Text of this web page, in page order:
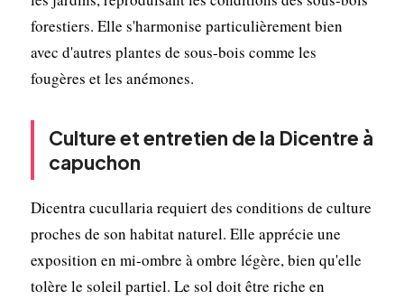
forestiers. Elle s'harmonise particulièrement bien
avec d'autres plantes de sous-bois comme les
fougères et les anémones.
Culture et entretien de la Dicentre à
capuchon
Dicentra cucullaria requiert des conditions de culture
proches de son habitat naturel. Elle apprécie une
exposition en mi-ombre à ombre légère, bien qu'elle
tolère le soleil partiel. Le sol doit être riche en